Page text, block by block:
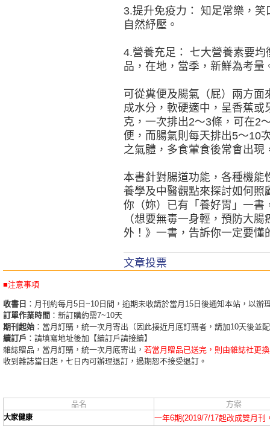
3.提升免疫力： 知足常樂，
自然紓壓。
4.營養充足： 七大營養素要
品，在地，當季，新鮮為考量
可從糞便及腸氣（屁）兩方
成水分，軟硬適中，呈香蕉
克，一次排出2～3條，可在2
便，而腸氣則每天排出5～10
之氣體，多食葷食後常會出現
本書針對腸道功能，各種機能
養學及中醫觀點來探討如何照
你（妳）已有「養好胃」一書
（想要無毒一身輕，預防大
外！》一書，告訴你一定要懂
文章投票
■注意事項
收書日 ：月刊約每月5日~10日間，逾期未收請於當月15日後通知本站，以辦
訂單作業時間 ：新訂購約需7~10天
期刊起始 ：當月訂購，統一次月寄出（因此接近月底訂購者，請加10天後並
續訂戶 ：請填寫地址後加【續訂戶請接續】
雜誌贈品，當月訂購，統一次月底寄出， 若當月贈品已送完，則由雜誌社更
收到雜誌當日起，七日內可辦理退訂，過期恕不接受退訂。
品名 方案
大家健康 一年6期(2019/7/17起改成雙月刊